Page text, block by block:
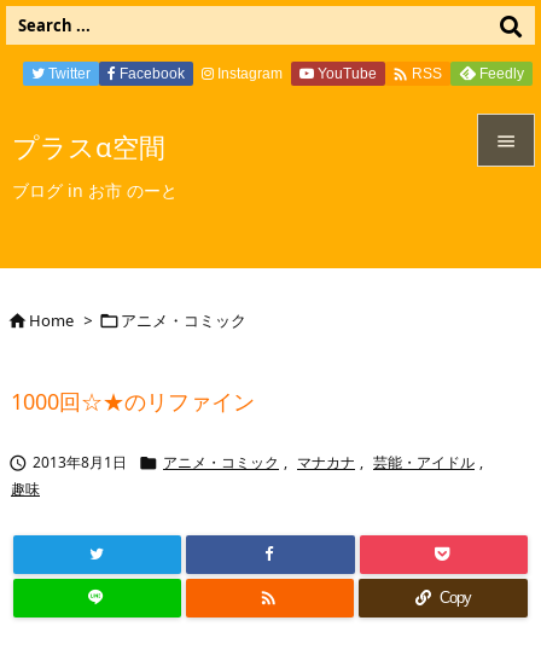
プラスα空間
ブログ in お市 のーと

Twitter Facebook Instagram YouTube  RSS Feedly
Home > アニメ・コミック
1000回☆★のリファイン
 2013年8月1日  アニメ・コミック , マナカナ , 芸能・アイドル ,
趣味
 Copy